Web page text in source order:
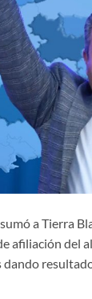
a Tierra
afiliación del
dando